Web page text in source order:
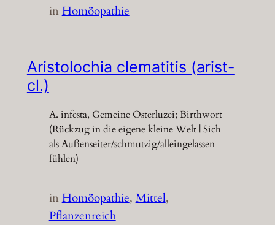
inHomöopathie
Aristolochia clematitis (arist-
cl.)
A. infesta, Gemeine Osterluzei; Birthwort
(Rückzug in die eigene kleine Welt | Sich
als Außenseiter/schmutzig/alleingelassen
fühlen)
inHomöopathie, Mittel
Pflanzenreich